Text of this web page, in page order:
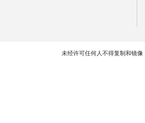
未经许可任何人不得复制和镜